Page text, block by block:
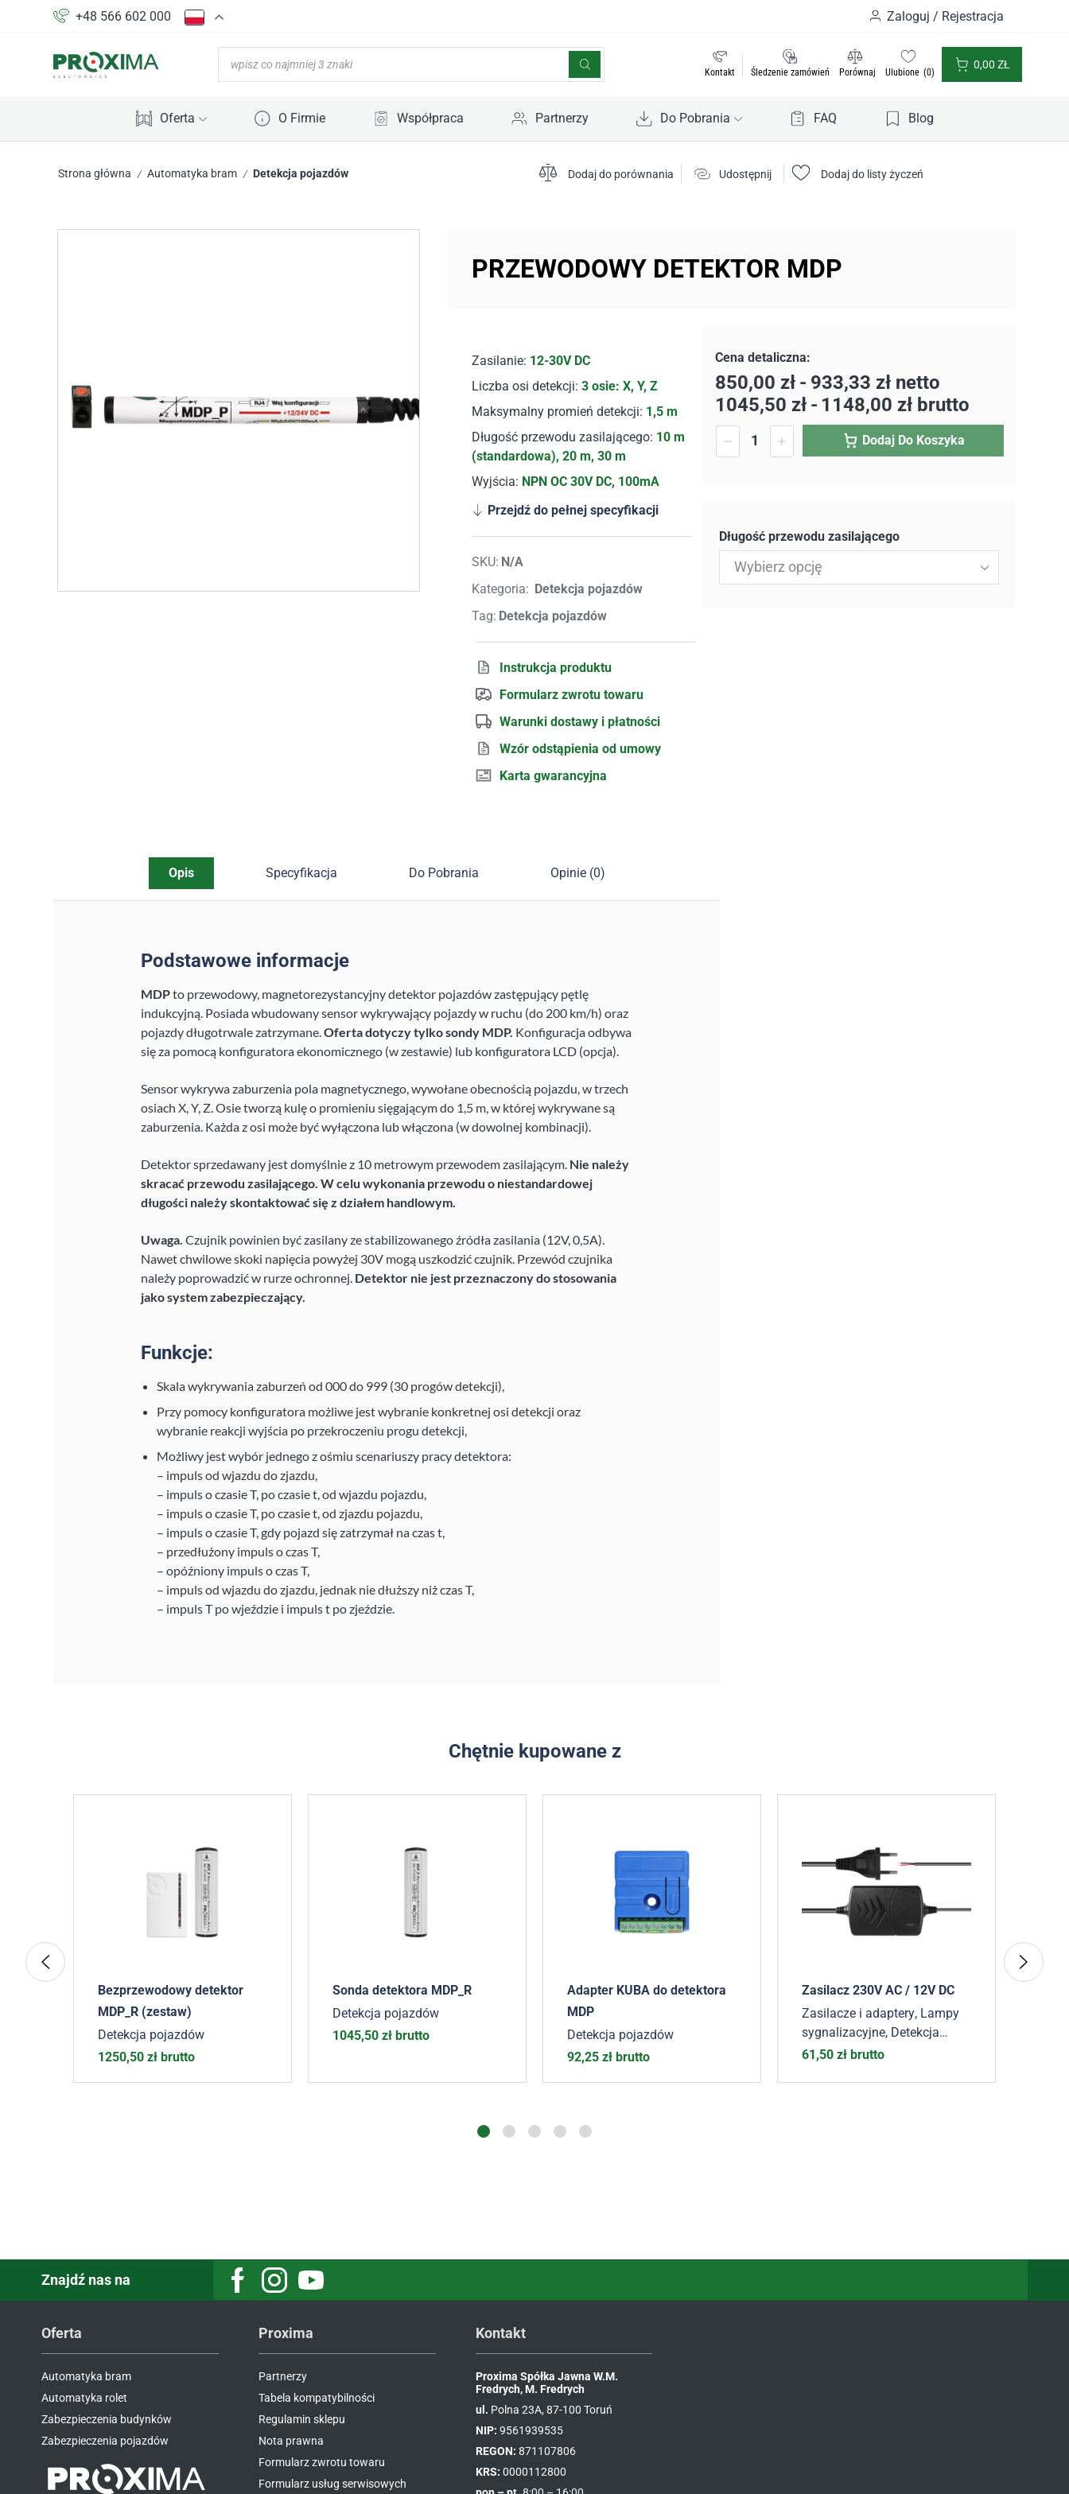
+48 566 602 000 Zaloguj / Rejestracja
Kontakt Śledzenie zamówień Porównaj Ulubione 0
0,00 ZŁ
Oferta O Firmie Współpraca Partnerzy Do Pobrania FAQ Blog
Strona główna / Automatyka bram / Detekcja pojazdów Dodaj do porównania Udostępnij Dodaj do listy życzeń
PRZEWODOWY DETEKTOR MDP
Zasilanie: 12-30V DC
Liczba osi detekcji: 3 osie: X, Y, Z
Maksymalny promień detekcji: 1,5 m
Długość przewodu zasilającego: 10 m
(standardowa), 20 m, 30 m
Wyjścia: NPN OC 30V DC, 100mA
Przejdź do pełnej specyfikacji
SKU: N/A
Kategoria: Detekcja pojazdów
Tag: Detekcja pojazdów
Instrukcja produktu
Formularz zwrotu towaru
Warunki dostawy i płatności
Wzór odstąpienia od umowy
Karta gwarancyjna
850,00zł - 933,33zł netto
1045,50zł - 1148,00zł brutto
Dodaj Do Koszyka
Długość przewodu zasilającego
Wybierz opcję
Opis Specyfikacja Do Pobrania Opinie (0)
Podstawowe informacje
MDPto przewodowy, magnetorezystancyjny detektor pojazdów zastępujący pętlę
indukcyjną. Posiada wbudowany sensor wykrywający pojazdy w ruchu (do 200 km/h) oraz
pojazdy długotrwale zatrzymane.Oferta dotyczy tylko sondy MDP. Konfiguracja odbywa
się za pomocą konfiguratora ekonomicznego (w zestawie) lub konfiguratora LCD (opcja).
Sensor wykrywa zaburzenia pola magnetycznego, wywołane obecnością pojazdu, w trzech
osiach X, Y, Z. Osie tworzą kulę o promieniu sięgającym do 1,5 m, w której wykrywane są
zaburzenia. Każda z osi może być wyłączona lub włączona (w dowolnej kombinacji).
Detektor sprzedawany jest domyślnie z 10 metrowym przewodem zasilającym. Nie należy
skracać przewodu zasilającego. W celu wykonania przewodu o niestandardowej
długości należy skontaktować się z działem handlowym.
Uwaga. Czujnik powinien być zasilany ze stabilizowanego źródła zasilania (12V, 0,5A).
Nawet chwilowe skoki napięcia powyżej 30V mogą uszkodzić czujnik. Przewód czujnika
należy poprowadzić w rurze ochronnej. Detektor nie jest przeznaczony do stosowania
jako system zabezpieczający.
Funkcje:
Skala wykrywania zaburzeń od 000 do 999 (30 progów detekcji),
Przy pomocy konfiguratora możliwe jest wybranie konkretnej osi detekcji oraz
wybranie reakcji wyjścia po przekroczeniu progu detekcji,
Możliwy jest wybór jednego z ośmiu scenariuszy pracy detektora:
– impuls od wjazdu do zjazdu,
– impuls o czasie T, po czasie t, od wjazdu pojazdu,
– impuls o czasie T, po czasie t, od zjazdu pojazdu,
– impuls o czasie T, gdy pojazd się zatrzymał na czas t,
– przedłużony impuls o czas T,
– opóźniony impuls o czas T,
– impuls od wjazdu do zjazdu, jednak nie dłuższy niż czas T,
– impuls T po wjeździe i impuls t po zjeździe.
Chętnie kupowane z
Bezprzewodowy detektor
MDP_R (zestaw)
Detekcja pojazdów
1250,50 zł brutto
Sonda detektora MDP_R
Detekcja pojazdów
1045,50 zł brutto
Adapter KUBA do detektora
MDP
Detekcja pojazdów
92,25 zł brutto
Zasilacz 230V AC / 12V DC
Zasilacze i adaptery, Lampy
sygnalizacyjne, Detekcja
pojazdów,Akcesoria
61,50 zł brutto
Znajdź nas na
Oferta
Automatyka bram
Automatyka rolet
Zabezpieczenia budynków
Zabezpieczenia pojazdów
Proxima
Partnerzy
Tabela kompatybilności
Regulamin sklepu
Nota prawna
Formularz zwrotu towaru
Formularz usług serwisowych
Kontakt
Proxima Spółka Jawna W.M.
Fredrych, M. Fredrych
ul. Polna 23A, 87-100 Toruń
NIP: 9561939535
REGON: 871107806
KRS: 0000112800